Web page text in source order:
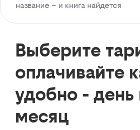
название – и книга найдется
Выберите
оплачивайте
удобно - день
месяц